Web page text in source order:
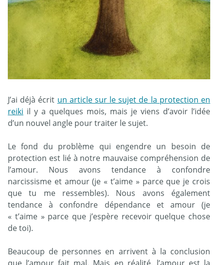
J’ai déjà écrit un article sur le sujet de la protection en
reiki il y a quelques mois, mais je viens d’avoir l’idée
d’un nouvel angle pour traiter le sujet.
Le fond du problème qui engendre un besoin de
protection est lié à notre mauvaise compréhension de
l’amour. Nous avons tendance à confondre
narcissisme et amour (je « t’aime » parce que je crois
que tu me ressembles). Nous avons également
tendance à confondre dépendance et amour (je
« t’aime » parce que j’espère recevoir quelque chose
de toi).
Beaucoup de personnes en arrivent à la conclusion